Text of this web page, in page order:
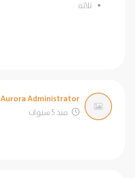
ثلاثة
Aurora Administrator
منذ 5 سنوات